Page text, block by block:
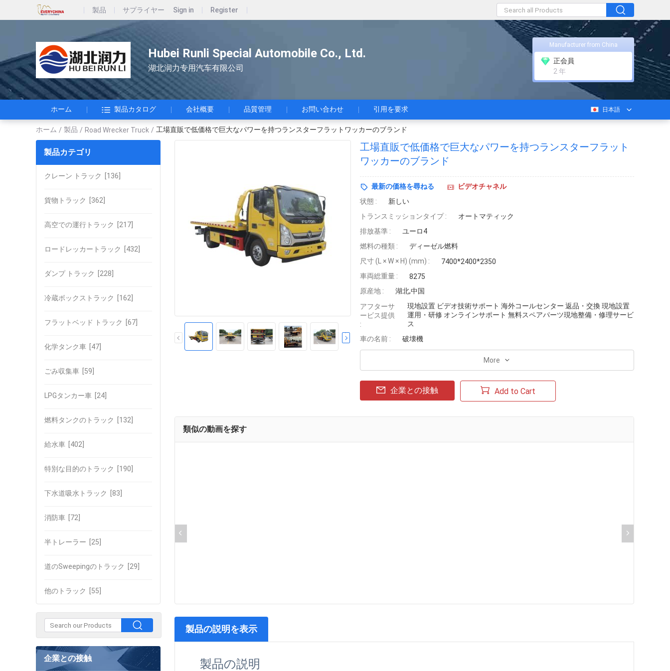
製品 サプライヤー Sign in Register
Hubei Runli Special Automobile Co., Ltd.
湖北润力专用汽车有限公司
Manufacturer from China
正会員
2 年
ホーム 製品カタログ 会社概要 品質管理 お問い合わせ 引用を要求 日本語
ホーム / 製品 / Road Wrecker Truck / 工場直販で低価格で巨大なパワーを持つランスターフラットワッカーのブランド
製品カテゴリ
クレーン トラック [136]
貨物トラック [362]
高空での運行トラック [217]
ロードレッカートラック [432]
ダンプ トラック [228]
冷蔵ボックストラック [162]
フラットベッド トラック [67]
化学タンク車 [47]
ごみ収集車 [59]
LPGタンカー車 [24]
燃料タンクのトラック [132]
給水車 [402]
特別な目的のトラック [190]
下水道吸水トラック [83]
消防車 [72]
半トレーラー [25]
道のSweepingのトラック [29]
他のトラック [55]
企業との接触
工場直販で低価格で巨大なパワーを持つランスターフラット
ワッカーのブランド
最新の価格を尋ねる
ビデオチャネル
状態 :
新しい
トランスミッションタイプ :
オートマティック
排放基準 :
ユーロ4
燃料の種類 :
ディーゼル燃料
尺寸 (L × W × H) (mm) :
7400*2400*2350
車両総重量 :
8275
原産地 :
湖北,中国
アフターサ
ービス提供
:
現地設置 ビデオ技術サポート 海外コールセンター 返品・交換 現地設置
運用・研修 オンラインサポート 無料スペアパーツ現地整備・修理サービ
ス
車の名前 :
破壊機
More
企業との接触 Add to Cart
類似の動画を探す
製品の説明を表示
製品の説明